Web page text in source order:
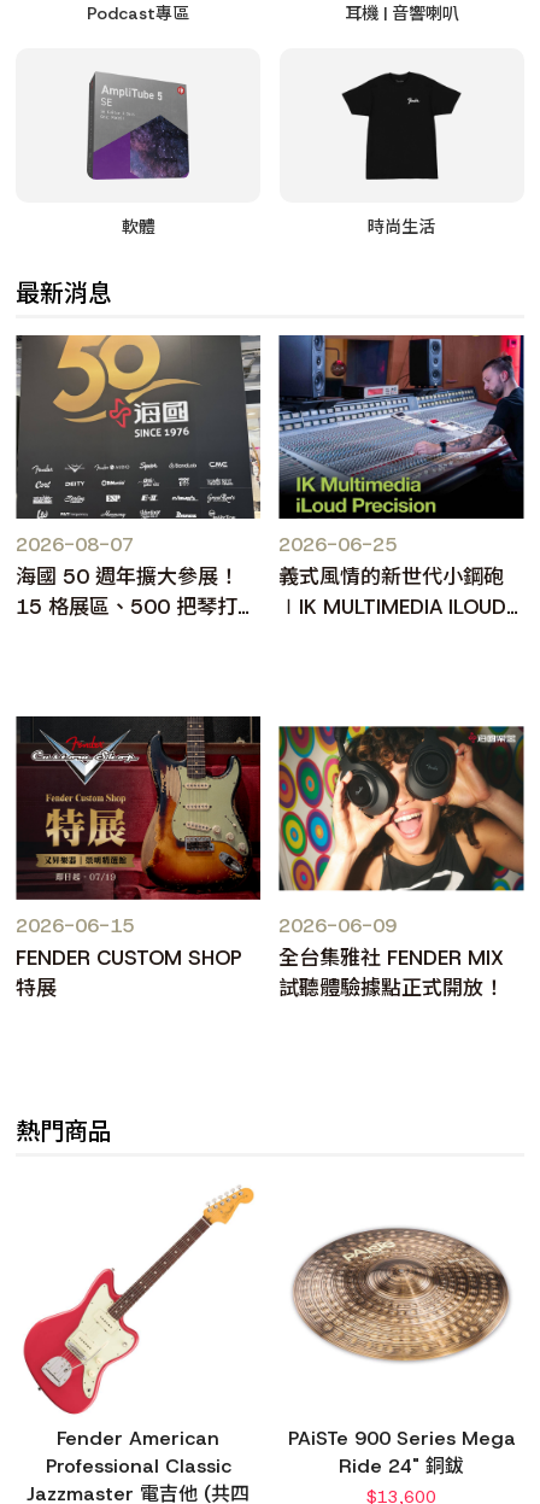
Podcast專區 耳機 | 音響喇叭
軟體 時尚生活
最新消息
2026-08-07
海國 50 週年擴大參展！
15 格展區、500 把琴打造
2026-06-25
義式風情的新世代小鋼砲
∣IK MULTIMEDIA ILOUD
2026-06-15
FENDER CUSTOM SHOP
特展
2026-06-09
全台集雅社 FENDER MIX
試聽體驗據點正式開放！
熱門商品
Fender American
Professional Classic
Jazzmaster 電吉他 (共四
PAiSTe 900 Series Mega
Ride 24" 銅鈸
$13,600